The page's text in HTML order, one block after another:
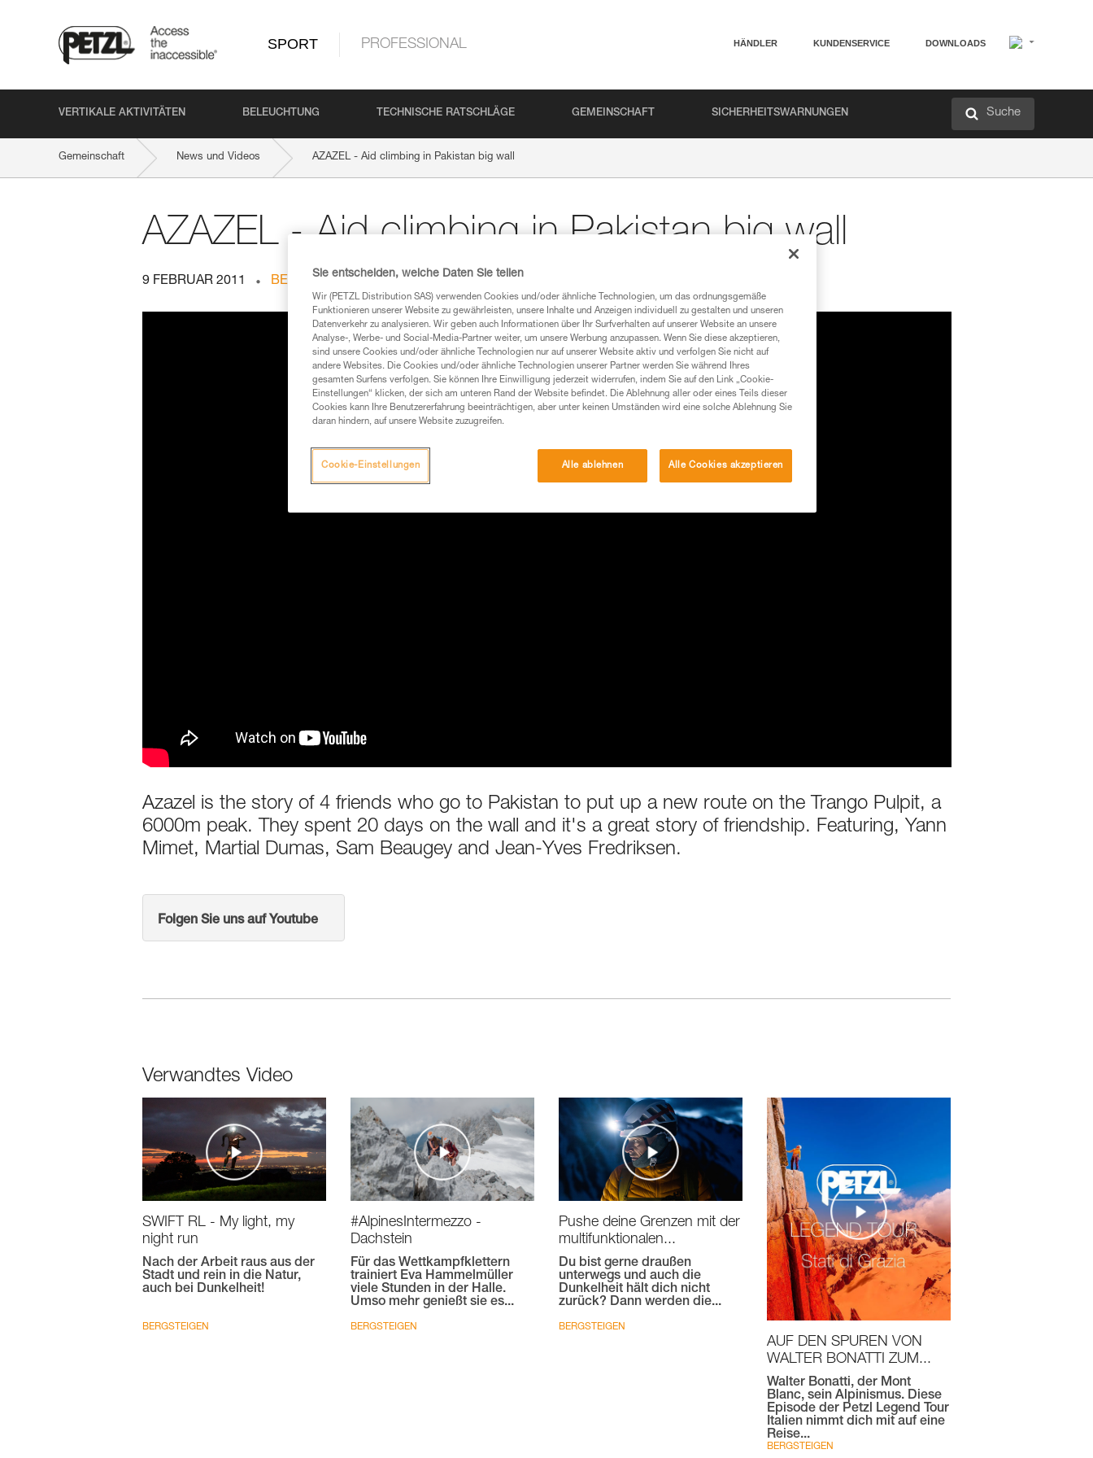
SPORT PROFESSIONAL HÄNDLER KUNDENSERVICE DOWNLOADS
VERTIKALE AKTIVITÄTEN BELEUCHTUNG TECHNISCHE RATSCHLÄGE GEMEINSCHAFT SICHERHEITSWARNUNGEN Suche
Gemeinschaft News und Videos AZAZEL - Aid climbing in Pakistan big wall
AZAZEL - Aid climbing in Pakistan big wall
9 FEBRUAR 2011 BERGSTEIGEN
Azazel is the story of 4 friends who go to Pakistan to put up a new route on the Trango Pulpit, a
6000m peak. They spent 20 days on the wall and it's a great story of friendship. Featuring, Yann
Mimet, Martial Dumas, Sam Beaugey and Jean-Yves Fredriksen.
Folgen Sie uns auf Youtube
Verwandtes Video
SWIFT RL - My light, my
night run
Nach der Arbeit raus aus der
Stadt und rein in die Natur,
auch bei Dunkelheit!
BERGSTEIGEN
#AlpinesIntermezzo -
Dachstein
Für das Wettkampfklettern
trainiert Eva Hammelmüller
viele Stunden in der Halle.
Umso mehr genießt sie es...
BERGSTEIGEN
Pushe deine Grenzen mit der
multifunktionalen...
Du bist gerne draußen
unterwegs und auch die
Dunkelheit hält dich nicht
zurück? Dann werden die...
BERGSTEIGEN
AUF DEN SPUREN VON
WALTER BONATTI ZUM...
Walter Bonatti, der Mont
Blanc, sein Alpinismus. Diese
Episode der Petzl Legend Tour
Italien nimmt dich mit auf eine
Reise...
BERGSTEIGEN
Sie entscheiden, welche Daten Sie teilen
Wir (PETZL Distribution SAS) verwenden Cookies und/oder ähnliche Technologien, um das ordnungsgemäße
Funktionieren unserer Website zu gewährleisten, unsere Inhalte und Anzeigen individuell zu gestalten und unseren
Datenverkehr zu analysieren. Wir geben auch Informationen über Ihr Surfverhalten auf unserer Website an unsere
Analyse-, Werbe- und Social-Media-Partner weiter, um unsere Werbung anzupassen. Wenn Sie diese akzeptieren,
sind unsere Cookies und/oder ähnliche Technologien nur auf unserer Website aktiv und verfolgen Sie nicht auf
andere Websites. Die Cookies und/oder ähnliche Technologien unserer Partner werden Sie während Ihres
gesamten Surfens verfolgen. Sie können Ihre Einwilligung jederzeit widerrufen, indem Sie auf den Link „Cookie-
Einstellungen“ klicken, der sich am unteren Rand der Website befindet. Die Ablehnung aller oder eines Teils dieser
Cookies kann Ihre Benutzererfahrung beeinträchtigen, aber unter keinen Umständen wird eine solche Ablehnung Sie
daran hindern, auf unsere Website zuzugreifen.
Alle ablehnen Alle Cookies akzeptieren
Cookie-Einstellungen